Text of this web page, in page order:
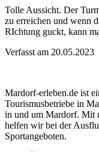
Tolle Aussicht. Der
zu erreichen und wenn
RIchtung guckt, kann
Verfasst am 20.05.2023
Mardorf-erleben.de ist
Tourismusbetriebe in
in und um Mardorf. Mit
helfen wir bei der
Sportangeboten.